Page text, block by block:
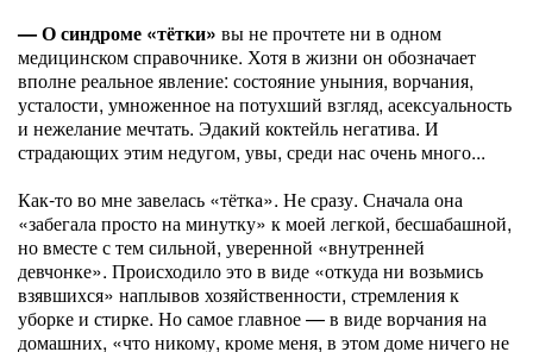
— О синдроме «тётки» вы не прочтете ни в одном
медицинском справочнике. Хотя в жизни он обозначает
вполне реальное явление: состояние уныния, ворчания,
усталости, умноженное на потухший взгляд, асексуальность
и нежелание мечтать. Эдакий коктейль негатива. И
страдающих этим недугом, увы, среди нас очень много...
Как-то во мне завелась «тётка». Не сразу. Сначала она
«забегала просто на минутку» к моей легкой, бесшабашной,
но вместе с тем сильной, уверенной «внутренней
девчонке». Происходило это в виде «откуда ни возьмись
взявшихся» наплывов хозяйственности, стремления к
уборке и стирке. Но самое главное — в виде ворчания на
домашних, «что никому, кроме меня, в этом доме ничего не